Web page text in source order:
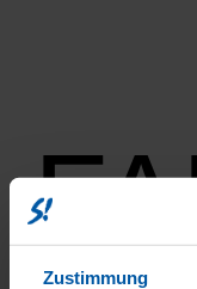
Zustimmung